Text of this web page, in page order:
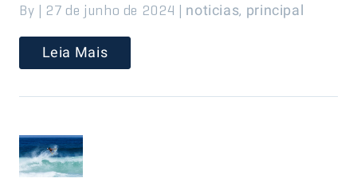
By | 27 de junho de 2024 | noticias, principal
Leia Mais